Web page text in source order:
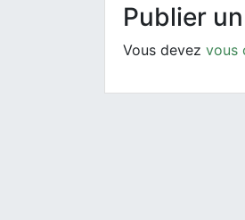
Publier
Vous devez vous